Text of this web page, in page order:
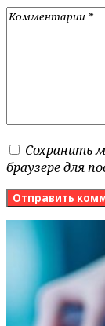
Сохранить
браузере для